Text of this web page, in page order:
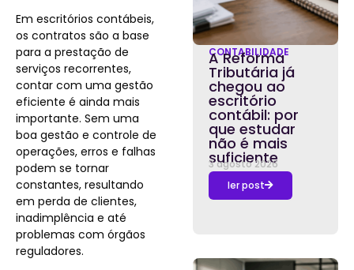
Em escritórios contábeis,
os contratos são a base
para a prestação de
serviços recorrentes,
contar com uma gestão
eficiente é ainda mais
importante. Sem uma
boa gestão e controle de
operações, erros e falhas
podem se tornar
constantes, resultando
em perda de clientes,
inadimplência e até
problemas com órgãos
reguladores.
CONTABILIDADE
A Reforma
Tributária já
chegou ao
escritório
contábil: por
que estudar
não é mais
suficiente
3 agosto 2026
ler post